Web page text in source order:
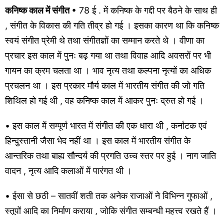
कनिष्क काल में संगीत • 78 ई . में कनिष्क के गद्दी पर बैठने के साथ ही
, संगीत के विकास की गति तीव्र हो गई । इसका कारण था कि कनिष्क
स्वयं संगीत प्रेमी थे तथा संगीतज्ञों का सम्मान करते थे । वीणा का
प्रचार इस काल में पुनः बढ़ गया था तथा विवाह आदि अवसरों पर भी
गायन का क्रम चलता था । भाव नृत्य तथा कल्पना नृत्यों का अधिक
प्रचलन था । इस प्रकार मौर्य काल में भारतीय संगीत की जो गति
शिथिल हो गई थी , वह कनिष्क काल में आकर पुनः द्रुत हो गई ।
• इस काल में सम्पूर्ण भारत में संगीत की एक धारा थी , कर्नाटक एवं
हिन्दुस्तानी जैसा भेद नहीं था । इस काल में भारतीय संगीत के
आन्तरिक तथा बाह्य सौन्दर्य की प्रगति उच्च स्तर पर हुई । नाग जाति
वादन , नृत्य आदि कलाओं में पारंगत थी ।
• ईसा से छठी – सातवीं शती तक अनेक राजाओं ने विभिन्न गुफाओं ,
स्तूपों आदि का निर्माण कराया , जोकि संगीत सम्बन्धी महत्त्व रखते हैं ।